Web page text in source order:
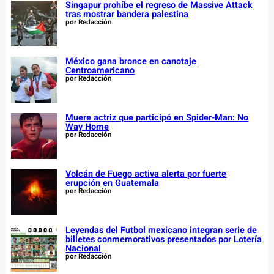
Singapur prohíbe el regreso de Massive Attack
tras mostrar bandera palestina
por Redacción
México gana bronce en canotaje
Centroamericano
por Redacción
Muere actriz que participó en Spider-Man: No
Way Home
por Redacción
Volcán de Fuego activa alerta por fuerte
erupción en Guatemala
por Redacción
Leyendas del Futbol mexicano integran serie de
billetes conmemorativos presentados por Lotería
Nacional
por Redacción